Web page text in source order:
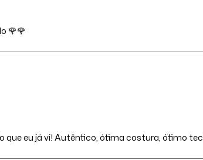
🌹🌹
que eu já vi! Autêntico, ótima costura, ótimo